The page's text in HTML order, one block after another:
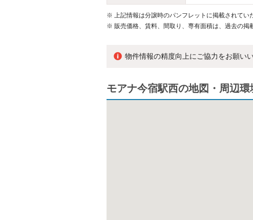
※
上記情報は分譲時のパンフレットに掲載されてい
※ 販売価格、賃料、間取り、専有面積は、過去の掲
物件情報の精度向上にご協力をお願い
モアナ今宿駅西の地図・周辺環